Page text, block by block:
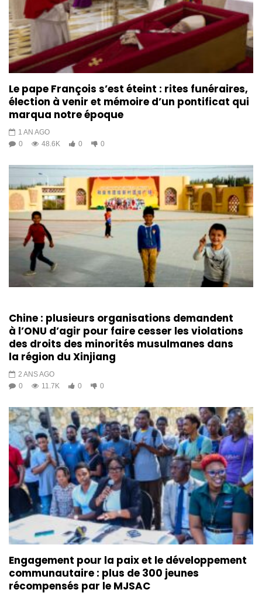
Le pape François s’est éteint : rites funéraires,
élection à venir et mémoire d’un pontificat qui
marqua notre époque
1 AN AGO
0
48.6K 0 0
Chine : plusieurs organisations demandent
à l’ONU d’agir pour faire cesser les violations
des droits des minorités musulmanes dans
la région du Xinjiang
2 ANS AGO
0
11.7K 0 0
Engagement pour la paix et le développement
communautaire : plus de 300 jeunes
récompensés par le MJSAC